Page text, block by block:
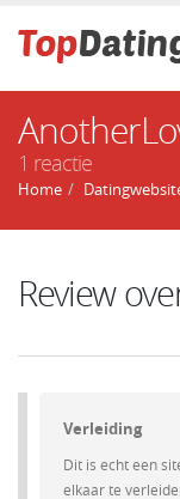
1 reactie
Home
Review
Verleiding
Dit is echt een
elkaar te